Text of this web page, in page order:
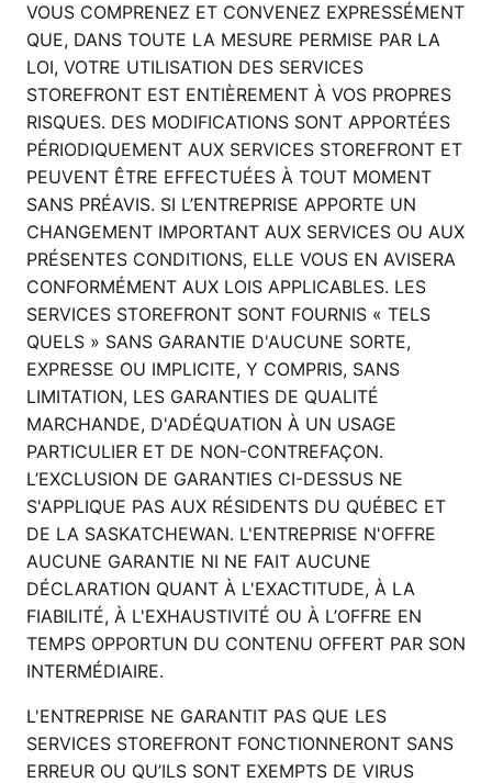
VOUS COMPRENEZ ET CONVENEZ EXPRESSÉMENT
QUE, DANS TOUTE LA MESURE PERMISE PAR LA
LOI, VOTRE UTILISATION DES SERVICES
STOREFRONT EST ENTIÈREMENT À VOS PROPRES
RISQUES. DES MODIFICATIONS SONT APPORTÉES
PÉRIODIQUEMENT AUX SERVICES STOREFRONT ET
PEUVENT ÊTRE EFFECTUÉES À TOUT MOMENT
SANS PRÉAVIS. SI L’ENTREPRISE APPORTE UN
CHANGEMENT IMPORTANT AUX SERVICES OU AUX
PRÉSENTES CONDITIONS, ELLE VOUS EN AVISERA
CONFORMÉMENT AUX LOIS APPLICABLES. LES
SERVICES STOREFRONT SONT FOURNIS « TELS
QUELS » SANS GARANTIE D'AUCUNE SORTE,
EXPRESSE OU IMPLICITE, Y COMPRIS, SANS
LIMITATION, LES GARANTIES DE QUALITÉ
MARCHANDE, D'ADÉQUATION À UN USAGE
PARTICULIER ET DE NON-CONTREFAÇON.
L’EXCLUSION DE GARANTIES CI-DESSUS NE
S'APPLIQUE PAS AUX RÉSIDENTS DU QUÉBEC ET
DE LA SASKATCHEWAN. L'ENTREPRISE N'OFFRE
AUCUNE GARANTIE NI NE FAIT AUCUNE
DÉCLARATION QUANT À L'EXACTITUDE, À LA
FIABILITÉ, À L'EXHAUSTIVITÉ OU À L’OFFRE EN
TEMPS OPPORTUN DU CONTENU OFFERT PAR SON
INTERMÉDIAIRE.
L'ENTREPRISE NE GARANTIT PAS QUE LES
SERVICES STOREFRONT FONCTIONNERONT SANS
ERREUR OU QU’ILS SONT EXEMPTS DE VIRUS